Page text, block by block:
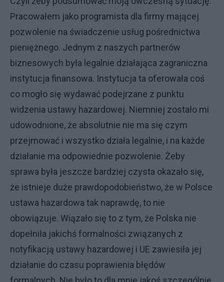
Pracowałem jako programista dla firmy mającej
pozwolenie na świadczenie usług pośrednictwa
pieniężnego. Jednym z naszych partnerów
biznesowych była legalnie działająca zagraniczna
instytucja finansowa. Instytucja ta oferowała coś
co mogło się wydawać podejrzane z punktu
widzenia ustawy hazardowej. Niemniej zostało mi
udowodnione, że absolutnie nie ma się czym
przejmować i wszystko działa legalnie, i na każde
działanie ma odpowiednie pozwolenie. Żeby
sprawa była jeszcze bardziej czysta okazało się,
że istnieje duże prawdopodobieństwo, że w Polsce
ustawa hazardowa tak naprawdę, to nie
obowiązuje. Wiązało się to z tym, że Polska nie
dopełniła jakichś formalności związanych z
notyfikacją ustawy hazardowej i UE zawiesiła jej
działanie do czasu poprawienia błędów